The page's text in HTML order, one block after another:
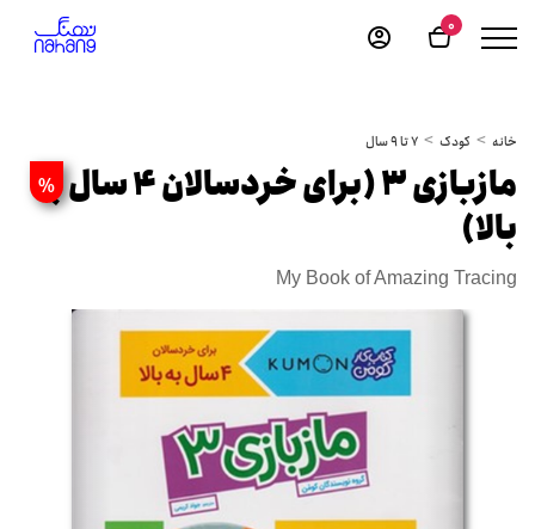
0
خانه کودک 7 تا 9 سال
%
مازبازی 3 (برای خردسالان 4 سال به
بالا)
My Book of Amazing Tracing